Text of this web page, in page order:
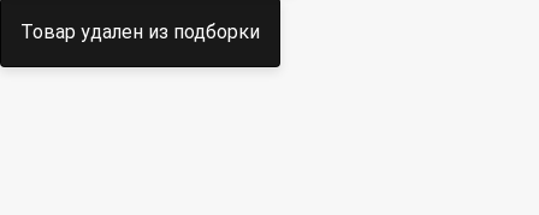
Товар удален из подборки